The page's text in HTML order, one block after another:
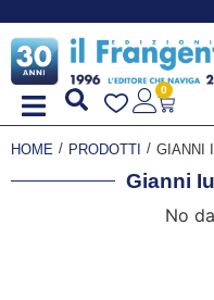
0
HOME / PRODOTTI / GIANNI
Gianni
No